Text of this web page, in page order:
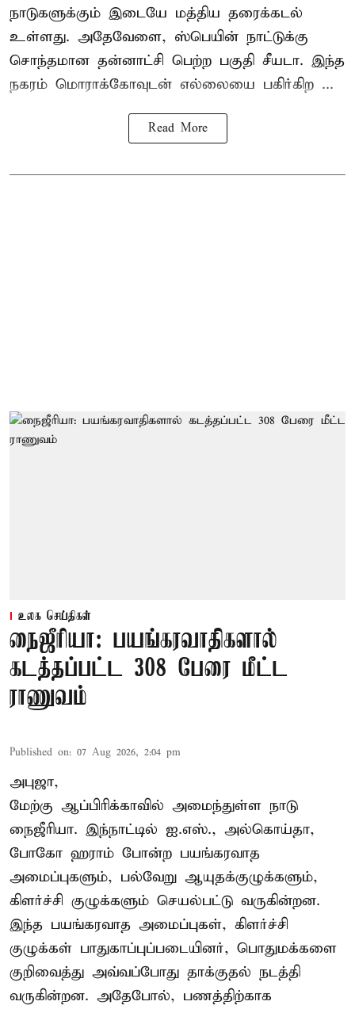
நாடுகளுக்கும் இடையே மத்திய தரைக்கடல்
உள்ளது. அதேவேளை, ஸ்பெயின் நாட்டுக்கு
சொந்தமான தன்னாட்சி பெற்ற பகுதி சீயடா. இந்த
நகரம் மொராக்கோவுடன் எல்லையை பகிர்கிற ...
Read More
உலக செய்திகள்
நைஜீரியா: பயங்கரவாதிகளால்
கடத்தப்பட்ட 308 பேரை மீட்ட
ராணுவம்
Published on: 07 Aug 2026, 2:04 pm
அபுஜா,
மேற்கு ஆப்பிரிக்காவில் அமைந்துள்ள நாடு
நைஜீரியா. இந்நாட்டில் ஐ.எஸ்., அல்கொய்தா,
போகோ ஹராம் போன்ற பயங்கரவாத
அமைப்புகளும், பல்வேறு ஆயுதக்குழுக்களும்,
கிளர்ச்சி குழுக்களும் செயல்பட்டு வருகின்றன.
இந்த பயங்கரவாத அமைப்புகள், கிளர்ச்சி
குழுக்கள் பாதுகாப்புப்படையினர், பொதுமக்களை
குறிவைத்து அவ்வப்போது தாக்குதல் நடத்தி
வருகின்றன. அதேபோல், பணத்திற்காக